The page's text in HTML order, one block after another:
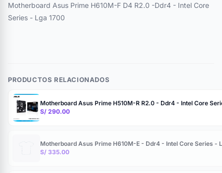
Motherboard Asus Prime H610M-F D4 R2.0 -Ddr4 - Intel Core
Series - Lga 1700
PRODUCTOS RELACIONADOS
Motherboard Asus Prime H510M-R R2.0 - Ddr4 - Intel Core
S/ 290.00
Motherboard Asus Prime H610M-E - Ddr4 - Intel Core Series -
S/ 335.00